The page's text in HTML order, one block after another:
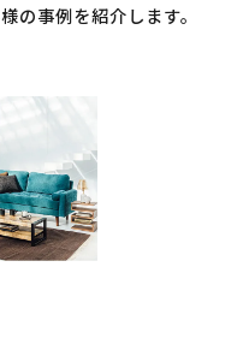
の事例を紹介します。